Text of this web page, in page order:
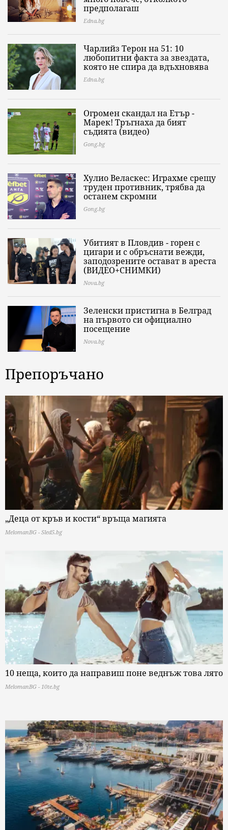
предполагаш
Edna.bg
Чарлийз Терон на 51: 10
любопитни факта за звездата,
която не спира да вдъхновява
Edna.bg
Огромен скандал на Етър -
Марек! Тръгнаха да бият
съдията (видео)
Gong.bg
Хулио Веласкес: Играхме срещу
труден противник, трябва да
останем скромни
Gong.bg
Убитият в Пловдив - горен с
цигари и с обръснати вежди,
заподозрените остават в ареста
(ВИДЕО+СНИМКИ)
Nova.bg
Зеленски пристигна в Белград
на първото си официално
посещение
Nova.bg
Препоръчано
„Деца от кръв и кости“ връща магията
MelomanBG - Sled5.bg
10 неща, които да направиш поне веднъж това лято
MelomanBG - 10te.bg